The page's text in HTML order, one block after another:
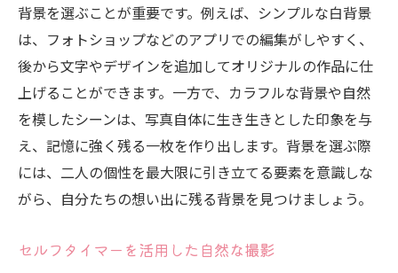
背景を選ぶことが重要です。例えば、シンプルな白背景
は、フォトショップなどのアプリでの編集がしやすく、
後から文字やデザインを追加してオリジナルの作品に仕
上げることができます。一方で、カラフルな背景や自然
を模したシーンは、写真自体に生き生きとした印象を与
え、記憶に強く残る一枚を作り出します。背景を選ぶ際
には、二人の個性を最大限に引き立てる要素を意識しな
がら、自分たちの想い出に残る背景を見つけましょう。
セルフタイマーを活用した自然な撮影